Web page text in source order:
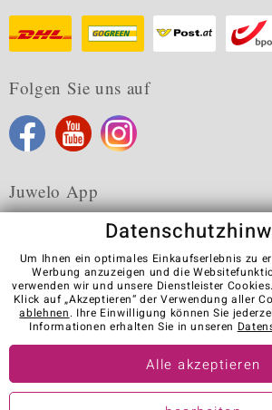
Folgen Sie uns auf
Juwelo App
Karriere AGB Datenschutz
Kontakt
Vertrag
Visit our stores in other
© Juwelo Deutschland GmbH (ein
Um Ihnen ein optimales Einkaufserlebnis zu
Werbung anzuzeigen und die
verwenden wir und unsere Dienstleister
Klick auf „Akzeptieren“ der Verwendung aller
ablehnen. Ihre Einwilligung können Sie
Informationen erhalten Sie in unseren
Alle akzeptieren